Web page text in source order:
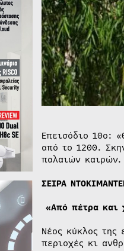
Επεισόδιο 10ο:
από το 1200.
παλαιών καιρών.
ΣΕΙΡΑ
«Από πέτρα και
Νέος κύκλος της
περιοχές κι